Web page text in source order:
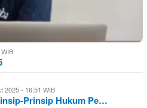
2025 - 16:51 WIB
Prinsip Hukum Pe…